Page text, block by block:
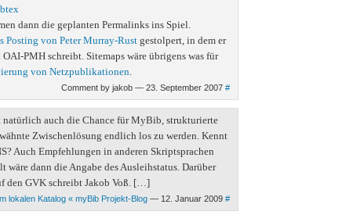
dann die geplanten Permalinks ins Spiel.
Posting von Peter Murray-Rustgestolpert, in dem er
PMH schreibt. Sitemaps wäre übrigens was für
von Netzpublikationen.
Comment by jakob — 23. September 2007 #
auch die Chance für MyBib, strukturierte
Zwischenlösung endlich los zu werden. Kennt
Auch Empfehlungen in anderen Skriptsprachen
dann die Angabe des Ausleihstatus. Darüber
den GVK schreibt Jakob Voß. […]
lokalen Katalog « myBib Projekt-Blog — 12. Januar 2009 #